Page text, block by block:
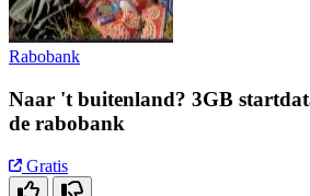
Rabobank
Naar 't buitenland? 3GB
de rabobank
Gratis